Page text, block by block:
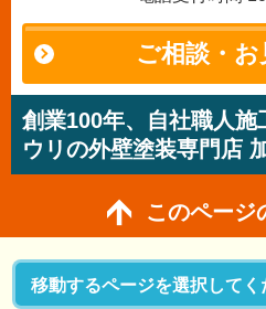
ご相談・
創業100年、自社職人
ウリの外壁塗装専門店
このページ